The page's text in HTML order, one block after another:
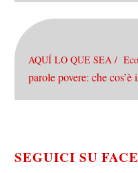
AQUÍ LO QUE SEA /
parole povere: che cos’è
SEGUICI SU